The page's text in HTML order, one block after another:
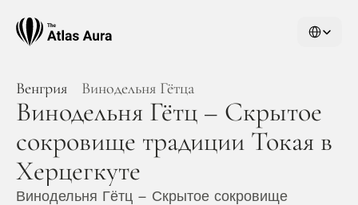
Венгрия Винодельня Гётца
Винодельня Гётц – Скрытое
сокровище традиции Токая в
Херцегкуте
Винодельня Гётц – Скрытое сокровище